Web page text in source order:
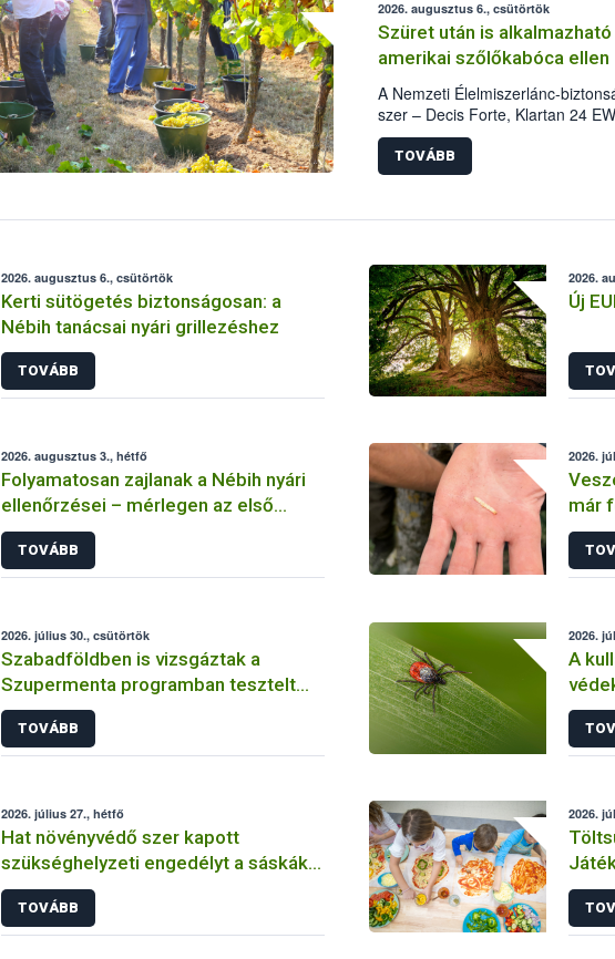
2026. augusztus 6., csütörtök
Szüret után is
amerikai szőlőkabóca ellen
A Nemzeti Élelmiszerlánc-
szer – Decis Forte, Klartan 24
módosította, így azok a szüretet
(BBCH 91) stádiumáig
célja, hogy a korai érésű
felhasználók számára is
TOVÁBB
2026. augusztus 6., csütörtök
Kerti sütögetés biztonságosan: a
Nébih tanácsai nyári grillezéshez
TOVÁBB
2026.
Új
2026. augusztus 3., hétfő
Folyamatosan zajlanak a Nébih nyári
ellenőrzései – mérlegen az első
eredmények
TOVÁBB
2026.
már
2026. július 30., csütörtök
Szabadföldben is vizsgáztak a
Szupermenta programban tesztelt
körömvirág-vetőmagok
TOVÁBB
2026.
A
2026. július 27., hétfő
Hat növényvédő szer kapott
szükséghelyzeti engedélyt a sáskák
elleni védekezéshez
TOVÁBB
2026.